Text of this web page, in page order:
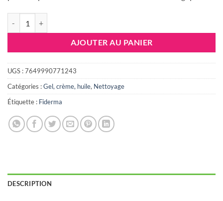
AJOUTER AU PANIER
UGS :7649990771243
Catégories :Gel, crème, huile, Nettoyage
Étiquette : Fiderma
DESCRIPTION